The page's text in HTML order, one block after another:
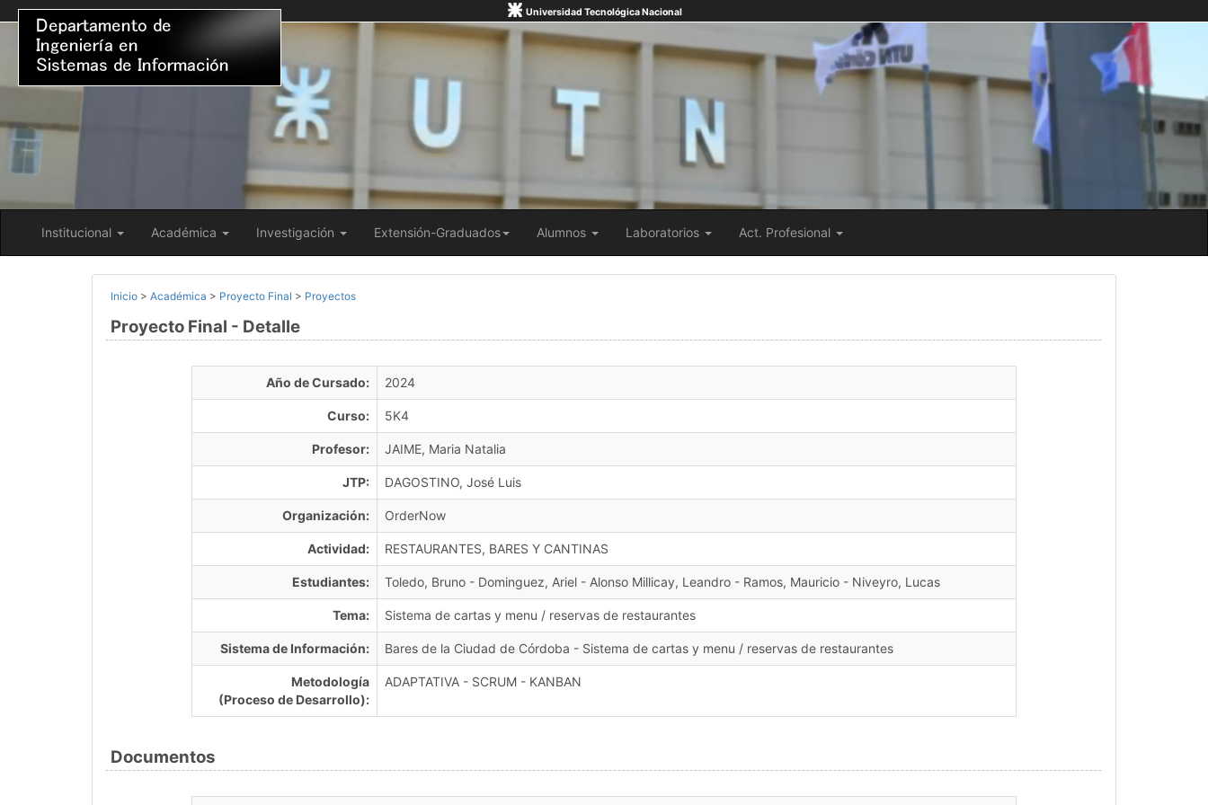
Universidad Tecnológica Nacional
Institucional Académica Investigación Extensión-Graduados Alumnos Laboratorios Act. Profesional
Inicio > Académica > Proyecto Final > Proyectos
Proyecto Final - Detalle
Año de Cursado: 2024
Curso: 5K4
Profesor: JAIME, Maria Natalia
JTP: DAGOSTINO, José Luis
Organización: OrderNow
Actividad: RESTAURANTES, BARES Y CANTINAS
Estudiantes: Toledo, Bruno - Dominguez, Ariel - Alonso Millicay, Leandro - Ramos, Mauricio - Niveyro, Lucas
Tema: Sistema de cartas y menu / reservas de restaurantes
Sistema de Información: Bares de la Ciudad de Córdoba - Sistema de cartas y menu / reservas de restaurantes
Metodología
(Proceso de Desarrollo):
ADAPTATIVA - SCRUM - KANBAN
Documentos